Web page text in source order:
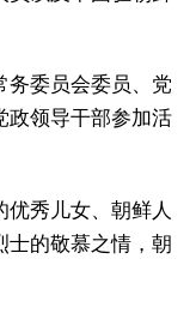
务委员会委员、党
政领导干部参加活
秀儿女、朝鲜人
的敬慕之情，朝